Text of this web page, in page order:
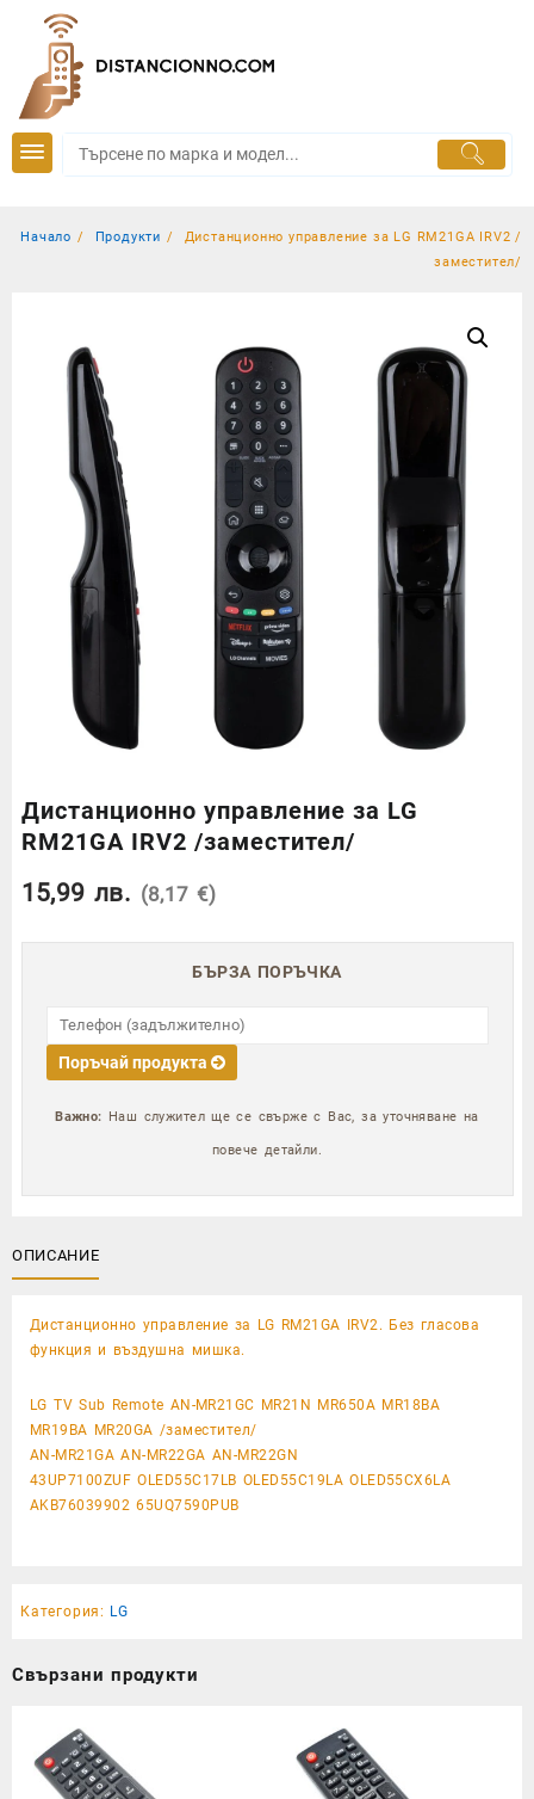
content
Начало Продукти
Дистанционно управление за LG RM21GA IRV2 /
заместител/
Дистанционно управление за LG
RM21GA IRV2 /заместител/
15,99 лв. (8,17 €)
БЪРЗА ПОРЪЧКА
Поръчай продукта
Важно: Наш служител ще се свърже с Вас, за уточняване на
повече детайли.
ОПИСАНИЕ
Дистанционно управление за LG RM21GA IRV2. Без гласова
функция и въздушна мишка.
LG TV Sub Remote AN-MR21GC MR21N MR650A MR18BA
MR19BA MR20GA /заместител/
AN-MR21GA AN-MR22GA AN-MR22GN
43UP7100ZUF OLED55C17LB OLED55C19LA OLED55CX6LA
AKB76039902 65UQ7590PUB
Категория: LG
Свързани продукти